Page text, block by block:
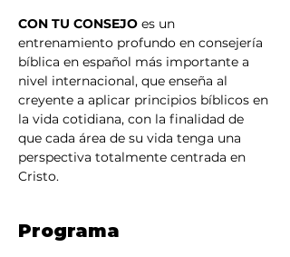
CON TU CONSEJO es un
entrenamiento profundo en consejería
bíblica en español más importante a
nivel internacional, que enseña al
creyente a aplicar principios bíblicos en
la vida cotidiana, con la finalidad de
que cada área de su vida tenga una
perspectiva totalmente centrada en
Cristo.
Programa